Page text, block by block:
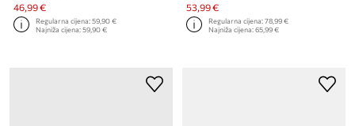
46,99 €
Regularna cijena:59,90 €
Najniža cijena:59,90 €
53,99 €
Regularna cijena:78,99 €
Najniža cijena:65,99 €